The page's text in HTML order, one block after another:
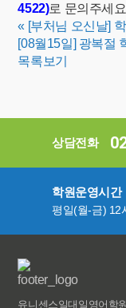
4522)로 문의주세
« [부처님 오신날]
[08월15일] 광복절
목록보기
상담전화
학원운영시간
평일(월-금) 12
유니센스일대일영어학